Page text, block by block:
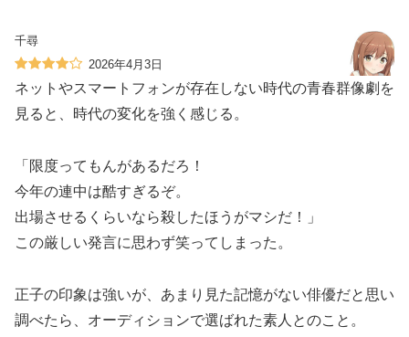
千尋
2026年4月3日
ネットやスマートフォンが存在しない時代の青春群像劇を
見ると、時代の変化を強く感じる。
「限度ってもんがあるだろ！
今年の連中は酷すぎるぞ。
出場させるくらいなら殺したほうがマシだ！」
この厳しい発言に思わず笑ってしまった。
正子の印象は強いが、あまり見た記憶がない俳優だと思い
調べたら、オーディションで選ばれた素人とのこと。